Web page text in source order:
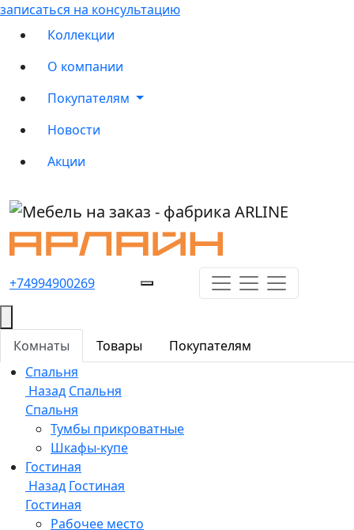
записаться на консультацию
Коллекции
О компании
Покупателям
Новости
Акции
+74994900269